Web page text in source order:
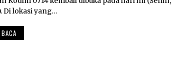
L
2
0
2
Di lokasi yang…